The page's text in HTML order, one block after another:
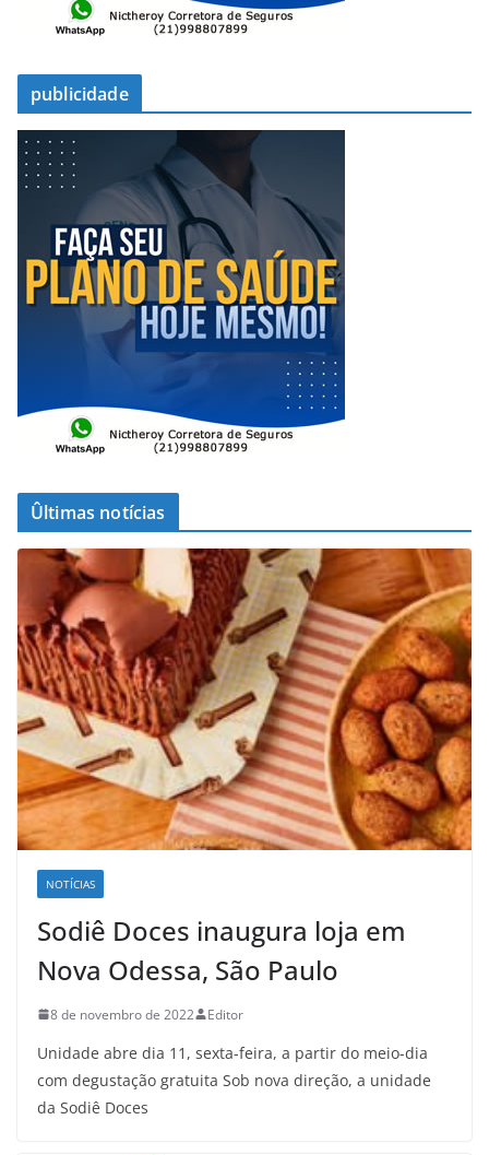
publicidade
Ûltimas notícias
NOTÍCIAS
Sodiê Doces inaugura loja em
Nova Odessa, São Paulo
8 de novembro de 2022 Editor
Unidade abre dia 11, sexta-feira, a partir do meio-dia
com degustação gratuita Sob nova direção, a unidade
da Sodiê Doces